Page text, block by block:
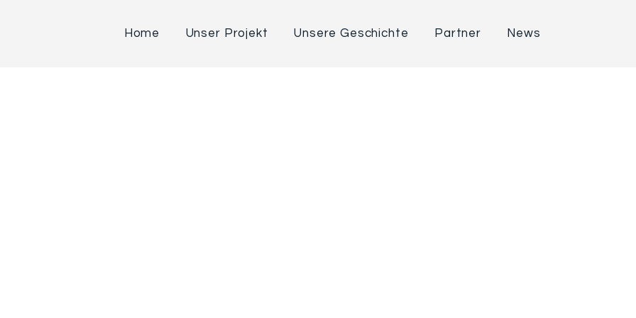
Home Unser Projekt Unsere Geschichte Partner News